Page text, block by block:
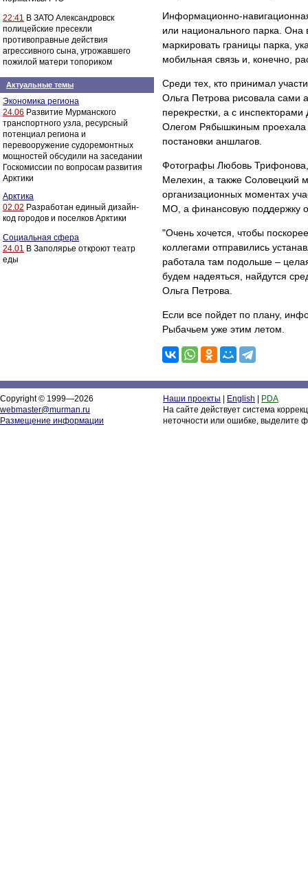
22:41 В ЗАТО Александровск
полицейские пресекли
противоправные действия
агрессивного сына, угрожавшего
пожилой матери топориком
Актуальные темы
Экономика региона
24.06 Развитие Мурманского
транспортного узла, ресурсный
потенциал региона и
перевооружение судоремонтных
мощностей обсудили на заседании
Госкомиссии по вопросам развития
Арктики
Арктика
02.02 Разработан единый дизайн-
код городов и поселков Арктики
Социальная сфера
24.01 В Заполярье откроют театр
еды
Информационно-
или национального парка.
маркировать границы парка,
мобильная связь и, конечно,
Среди тех, кто принимал
Ольга Петрова рисовала сами
перекрестки, а с
Олегом Рябышкиным проехала
постановки аншлагов.
Фотографы Любовь
Мелехин, а также Соловецкий
организационных моментах
МО, а финансовую поддержку
"Очень хочется, чтобы
коллегами отправились
работала там подольше –
будем надеяться, найдутся
Ольга Петрова.
Если все пойдет по плану,
Рыбачьем уже этим летом.
Copyright © 1999—2026
webmaster@murman.ru
Размещение информации
Наши проекты English
PDA
На сайте действует система
неточности или ошибке, выделите